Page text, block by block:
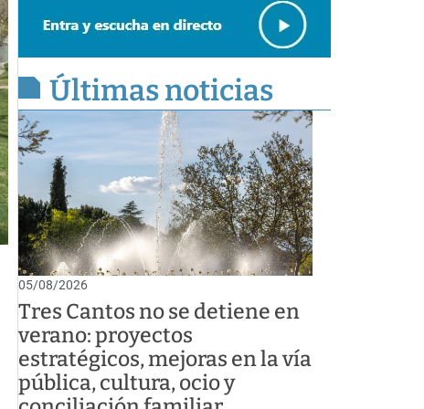
Últimas noticias
05/08/2026
Tres Cantos no se detiene en
verano: proyectos
estratégicos, mejoras en la vía
pública, cultura, ocio y